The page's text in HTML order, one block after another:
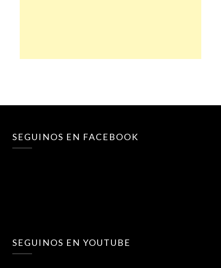
SEGUINOS EN FACEBOOK
SEGUINOS EN YOUTUBE